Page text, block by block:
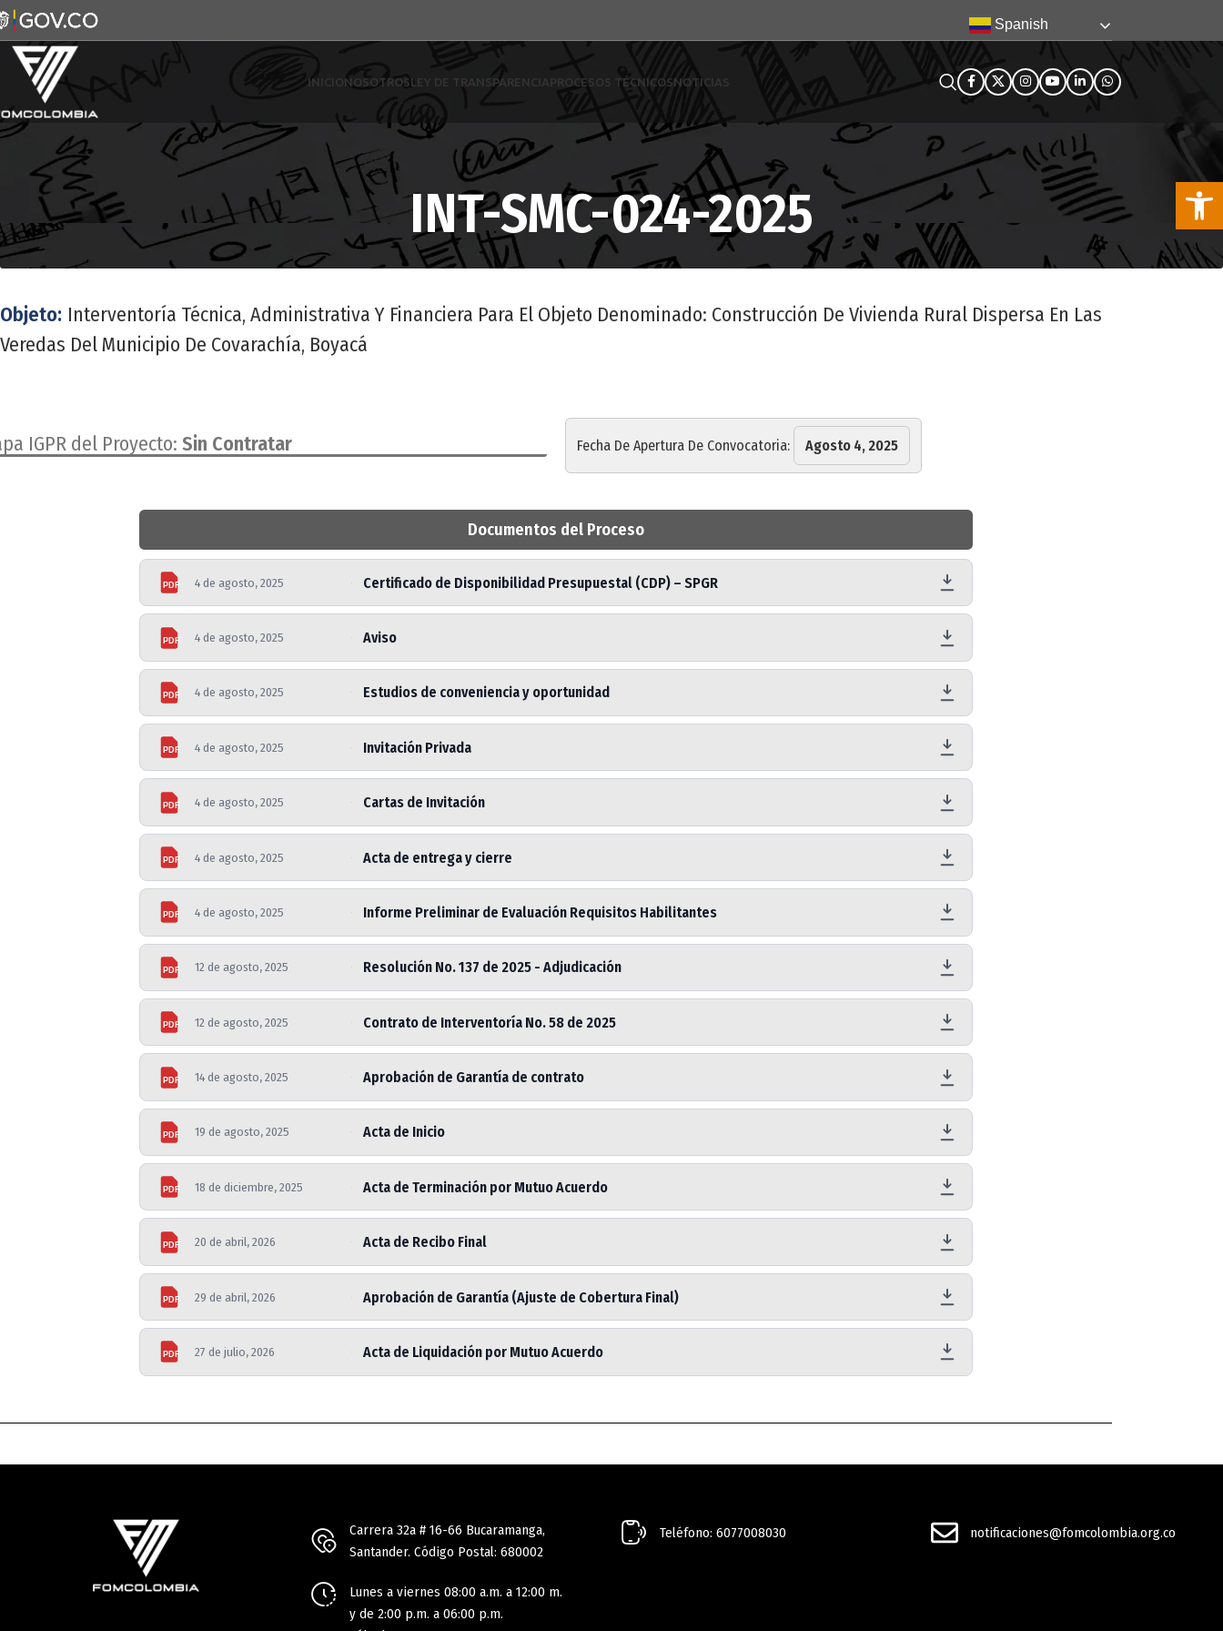
Abra
Spanish
INICIONOSOTROS LEY DE TRANSPARENCIA PROCESOS TÉCNICOSNOTICIAS
INT-SMC-024-2025
Objeto: Interventoría Técnica, Administrativa Y Financiera Para El Objeto Denominado: Construcción De Vivienda Rural Dispersa En Las
Veredas Del Municipio De Covarachía, Boyacá
IGPR del Proyecto: Sin Contratar Fecha De Apertura De Convocatoria: Agosto 4, 2025
Documentos del Proceso
PDF 4 de agosto, 2025 Certificado de Disponibilidad Presupuestal (CDP) – SPGR
PDF 4 de agosto, 2025 Aviso
PDF 4 de agosto, 2025 Estudios de conveniencia y oportunidad
PDF 4 de agosto, 2025 Invitación Privada
PDF 4 de agosto, 2025 Cartas de Invitación
PDF 4 de agosto, 2025 Acta de entrega y cierre
PDF 4 de agosto, 2025 Informe Preliminar de Evaluación Requisitos Habilitantes
PDF 12 de agosto, 2025 Resolución No. 137 de 2025 - Adjudicación
PDF 12 de agosto, 2025 Contrato de Interventoría No. 58 de 2025
PDF 14 de agosto, 2025 Aprobación de Garantía de contrato
PDF 19 de agosto, 2025 Acta de Inicio
PDF 18 de diciembre, 2025 Acta de Terminación por Mutuo Acuerdo
PDF 20 de abril, 2026 Acta de Recibo Final
PDF 29 de abril, 2026 Aprobación de Garantía (Ajuste de Cobertura Final)
PDF 27 de julio, 2026 Acta de Liquidación por Mutuo Acuerdo
Carrera 32a # 16-66 Bucaramanga,
Santander. Código Postal: 680002
Lunes a viernes 08:00 a.m. a 12:00 m.
y de 2:00 p.m. a 06:00 p.m.
Teléfono: 6077008030 notificaciones@fomcolombia.org.co